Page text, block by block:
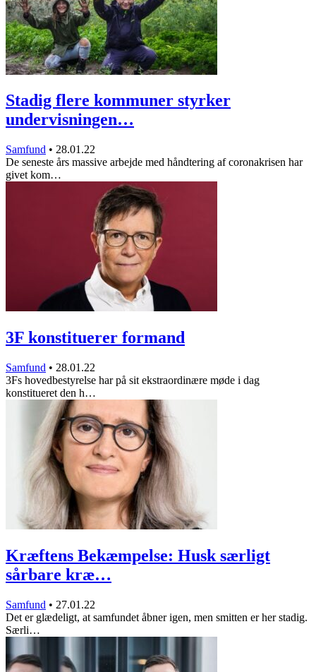
Stadig flere kommuner styrker
undervisningen…
Samfund • 28.01.22
De seneste års massive arbejde med håndtering af coronakrisen har
givet kom…
3F konstituerer formand
Samfund • 28.01.22
3Fs hovedbestyrelse har på sit ekstraordinære møde i dag
konstitueret den h…
Kræftens Bekæmpelse: Husk særligt
sårbare kræ…
Samfund • 27.01.22
Det er glædeligt, at samfundet åbner igen, men smitten er her stadig.
Særli…